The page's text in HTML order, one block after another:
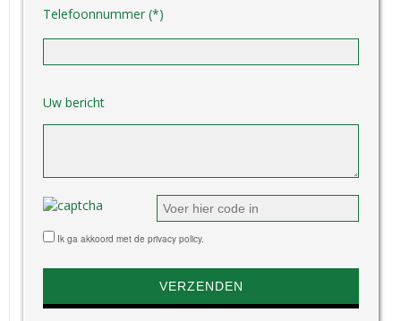
Telefoonnummer (*)
Uw bericht
Ik ga akkoord met de privacy policy.